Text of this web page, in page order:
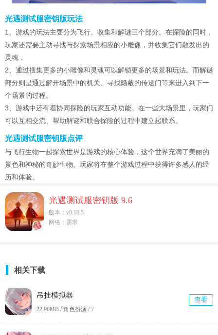
光遇测试服密钥版玩法
1、游戏的玩法主要分为飞行、收集和解谜三个部分。在探险的同时，
玩家还需要主动寻找与探索场景相应的小雕像，并收集它们散发出的
灵魂，
2、通过搜集更多的小雕像和灵魂可以解锁更多的场景和玩法。而解谜
部分则是通过解开场景中的机关、寻找隐蔽的传送门等来进入到下一
个场景的过程。
3、游戏中还有着协同探险的玩家互动功能。在一些大场景里，玩家们
可以互相交流、帮助解谜和联合探险的过程中建立起联系。
光遇测试服密钥版点评
与飞行生物一起探索世界是游戏的核心体验，这个世界充满了美丽的
景色和神秘的奇妙生物。玩家将在整个游戏过程中获得许多感人的经
历和体验。
光遇测试服密钥版 9.6
版本：v0.10.5
网络：需求
相关下载
吊挂模拟器
22.90MB / 角色扮演 /7
查看